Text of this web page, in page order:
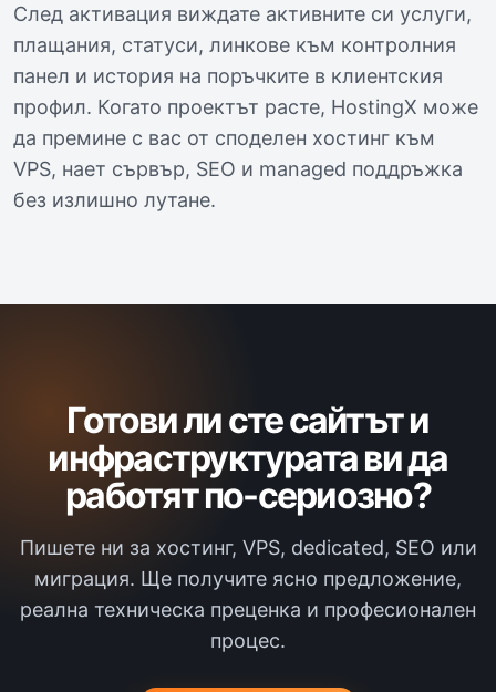
След активация виждате активните си услуги,
плащания, статуси, линкове към контролния
панел и история на поръчките в клиентския
профил. Когато проектът расте, HostingX може
да премине с вас от споделен хостинг към
VPS, нает сървър, SEO и managed поддръжка
без излишно лутане.
Готови ли сте сайтът и
инфраструктурата ви да
работят по-сериозно?
Пишете ни за хостинг, VPS, dedicated, SEO или
миграция. Ще получите ясно предложение,
реална техническа преценка и професионален
процес.